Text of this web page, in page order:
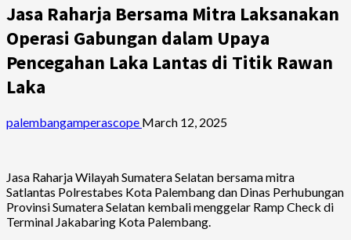
Jasa Raharja Bersama Mitra Laksanakan
Operasi Gabungan dalam Upaya
Pencegahan Laka Lantas di Titik Rawan
Laka
palembangamperascope March 12, 2025
Jasa Raharja Wilayah Sumatera Selatan bersama mitra
Satlantas Polrestabes Kota Palembang dan Dinas Perhubungan
Provinsi Sumatera Selatan kembali menggelar Ramp Check di
Terminal Jakabaring Kota Palembang.